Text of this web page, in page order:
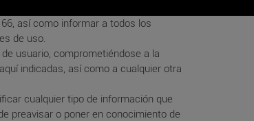
así como informar a todos los
de uso.
usuario, comprometiéndose a la
indicadas, así como a cualquier otra
cualquier tipo de información que
preavisar o poner en conocimiento de